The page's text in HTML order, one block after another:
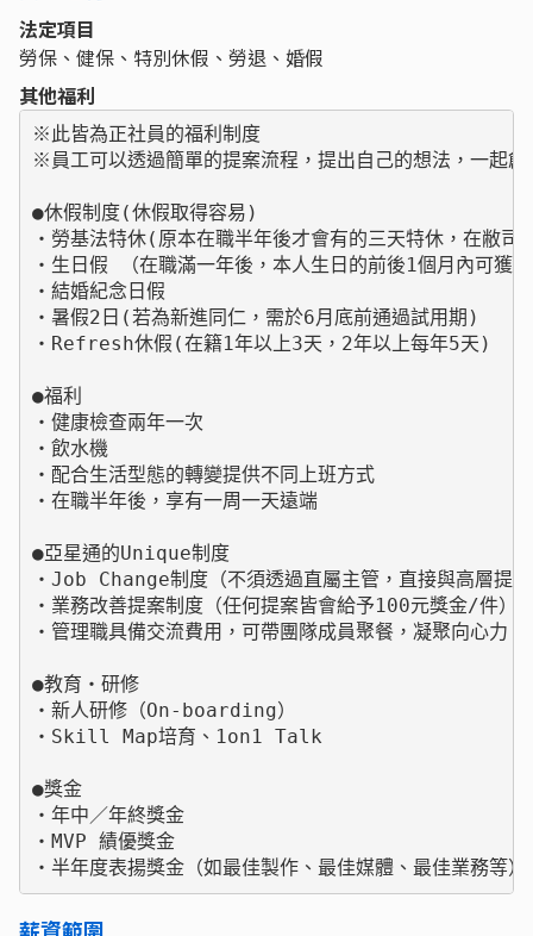
法定項目
勞保、健保、特別休假、勞退、婚假
其他福利
※此皆為正社員的福利制度
※員工可以透過簡單的提案流程，提出自己的想法，一起創
●休假制度(休假取得容易)
・勞基法特休(原本在職半年後才會有的三天特休，在敝司
・生日假 （在職滿一年後，本人生日的前後1個月內可獲
・結婚紀念日假
・暑假2日(若為新進同仁，需於6月底前通過試用期)
・Refresh休假(在籍1年以上3天，2年以上每年5天)
●福利
・健康檢查兩年一次
・飲水機
・配合生活型態的轉變提供不同上班方式
・在職半年後，享有一周一天遠端
●亞星通的Unique制度
・Job Change制度（不須透過直屬主管，直接與高層提
・業務改善提案制度（任何提案皆會給予100元獎金/件）
・管理職具備交流費用，可帶團隊成員聚餐，凝聚向心力
●教育・研修
・新人研修（On-boarding）
・Skill Map培育、1on1 Talk
●獎金
・年中／年終獎金
・MVP 績優獎金
・半年度表揚獎金（如最佳製作、最佳媒體、最佳業務等）